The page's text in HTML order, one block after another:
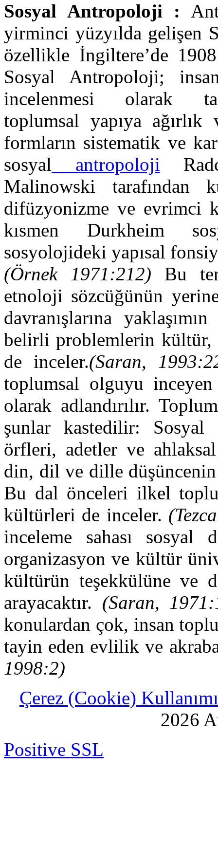
Sosyal Antropoloji :
yirminci yüzyılda gelişen
özellikle İngiltere’de
Sosyal Antropoloji; insan
incelenmesi olarak
toplumsal yapıya
formların sistematik ve
sosyal antropoloji
Malinowski tarafından
difüzyonizme ve evrimci
kısmen Durkheim
sosyolojideki yapısal
(Örnek 1971:212) Bu
etnoloji sözcüğünün
davranışlarına
belirli problemlerin
de inceler.(Saran,
toplumsal olguyu
olarak adlandırılır.
şunlar kastedilir:
örfleri, adetler ve
din, dil ve dille
Bu dal önceleri ilkel
kültürleri de inceler.
inceleme sahası sosyal
organizasyon ve kültür
kültürün teşekkülüne ve
arayacaktır. (Saran,
konulardan çok, insan
tayin eden evlilik ve
1998:2)
Çerez (Cookie)
2026
Positive SSL